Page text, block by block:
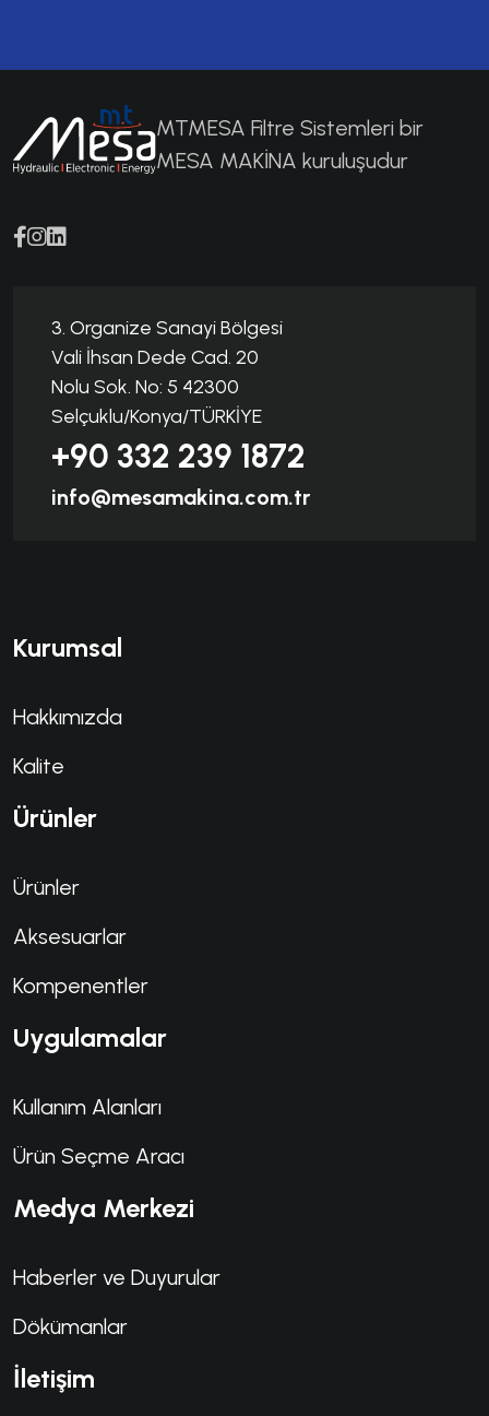
MTMESA Filtre Sistemleri bir
MESA MAKİNA kuruluşudur
3. Organize Sanayi Bölgesi
Vali İhsan Dede Cad. 20
Nolu Sok. No: 5 42300
Selçuklu/Konya/TÜRKİYE
+90 332 239 1872
info@mesamakina.com.tr
Kurumsal
Hakkımızda
Kalite
Ürünler
Ürünler
Aksesuarlar
Kompenentler
Uygulamalar
Kullanım Alanları
Ürün Seçme Aracı
Medya Merkezi
Haberler ve Duyurular
Dökümanlar
İletişim